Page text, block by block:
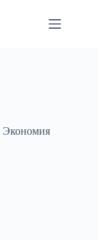
Экономия